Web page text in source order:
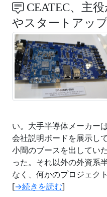
CEATEC、主
やスタートアッ
い。大手半導体メーカー
会社説明ボードを展示し
小間のブースを出してい
った。それ以外の外資系
なく、何かのプロジェク
[→続きを読む]